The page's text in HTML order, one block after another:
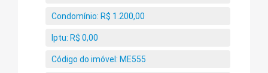
Condomínio: R$ 1.200,00
Iptu: R$ 0,00
Código do imóvel: ME555